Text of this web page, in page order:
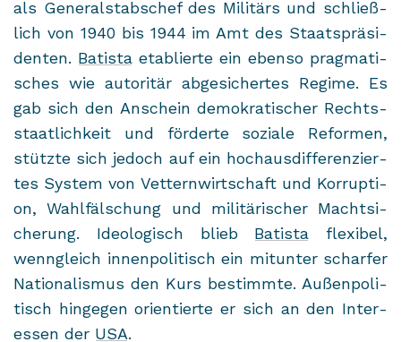
als Ge­ne­ral­stabs­chef des Mi­li­tärs und schließ­
lich von 1940 bis 1944 im Amt des Staats­prä­si­
den­ten. Ba­tis­ta eta­blier­te ein eben­so prag­ma­ti­
sches wie au­to­ri­tär ab­ge­si­cher­tes Re­gime. Es
gab sich den An­schein de­mo­kra­ti­scher Rechts­
staat­lich­keit und för­der­te so­zia­le Re­for­men,
stütz­te sich je­doch auf ein hoch­aus­dif­fe­ren­zier­
tes Sys­tem von Vet­tern­wirt­schaft und Kor­rup­ti­
on, Wahl­fäl­schung und mi­li­tä­ri­scher Macht­si­
che­rung. Ideo­lo­gisch blieb Ba­tis­ta fle­xi­bel,
wenn­gleich in­nen­po­li­tisch ein mit­un­ter schar­fer
Na­tio­na­lis­mus den Kurs be­stimm­te. Au­ßen­po­li­
tisch hin­ge­gen ori­en­tier­te er sich an den In­ter­
es­sen der USA.